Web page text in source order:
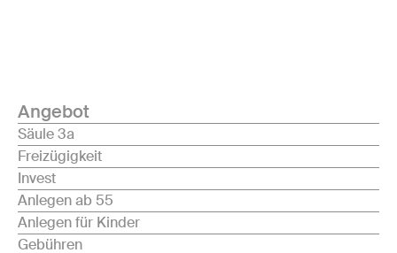
Angebot
Säule 3a
Freizügigkeit
Invest
Anlegen ab 55
Anlegen für Kinder
Gebühren